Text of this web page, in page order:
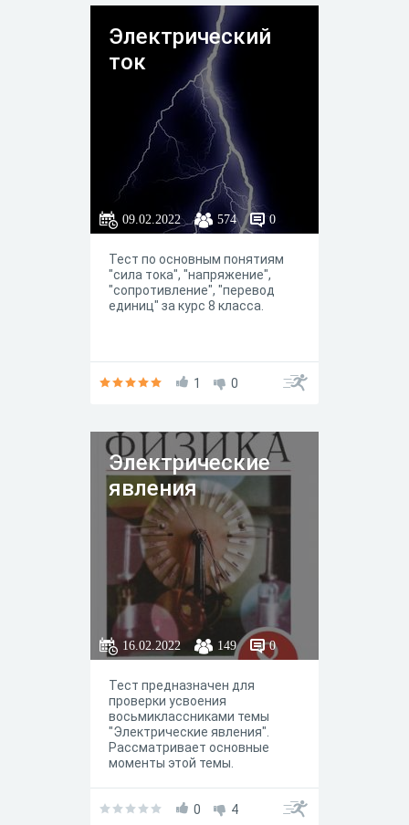
Электрический
ток
09.02.2022 574 0
Тест по основным понятиям
"сила тока", "напряжение",
"сопротивление", "перевод
единиц" за курс 8 класса.
1 0
Электрические
явления
16.02.2022 149 0
Тест предназначен для
проверки усвоения
восьмиклассниками темы
"Электрические явления".
Рассматривает основные
моменты этой темы.
0 4